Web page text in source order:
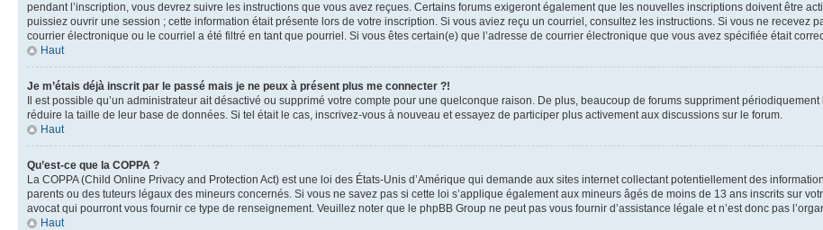
pendant l’inscription, vous devrez suivre les instructions que vous avez reçues. Certains forums exigeront également que les nouvelles inscriptions doivent être
puissiez ouvrir une session ; cette information était présente lors de votre inscription. Si vous aviez reçu un courriel, consultez les instructions. Si vous ne recevez
courrier électronique ou le courriel a été filtré en tant que pourriel. Si vous êtes certain(e) que l’adresse de courrier électronique que vous avez spécifiée était
Haut
Je m’étais déjà inscrit par le passé mais je ne peux à présent plus me connecter ?!
Il est possible qu’un administrateur ait désactivé ou supprimé votre compte pour une quelconque raison. De plus, beaucoup de forums suppriment
réduire la taille de leur base de données. Si tel était le cas, inscrivez-vous à nouveau et essayez de participer plus activement aux discussions sur le forum.
Haut
Qu’est-ce que la COPPA ?
La COPPA (Child Online Privacy and Protection Act) est une loi des États-Unis d’Amérique qui demande aux sites internet collectant potentiellement des
parents ou des tuteurs légaux des mineurs concernés. Si vous ne savez pas si cette loi s’applique également aux mineurs âgés de moins de 13 ans inscrits sur
avocat qui pourront vous fournir ce type de renseignement. Veuillez noter que le phpBB Group ne peut pas vous fournir d’assistance légale et n’est donc pas
Haut